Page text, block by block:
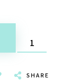
SHARE